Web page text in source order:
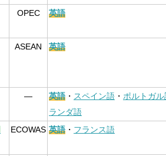
OPEC 英語
ASEAN 英語
— 英語 ・ スペイン語 ・ ポルトガル
ランダ語
ECOWAS 英語 ・ フランス語